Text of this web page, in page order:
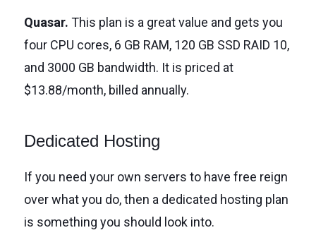
Quasar. This plan is a great value and gets you
four CPU cores, 6 GB RAM, 120 GB SSD RAID 10,
and 3000 GB bandwidth. It is priced at
$13.88/month, billed annually.
Dedicated Hosting
If you need your own servers to have free reign
over what you do, then a dedicated hosting plan
is something you should look into.